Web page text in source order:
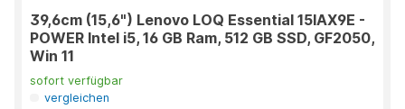
39,6cm (15,6") Lenovo LOQ Essential 15IAX9E -
POWER Intel i5, 16 GB Ram, 512 GB SSD, GF2050,
Win 11
sofort verfügbar
vergleichen